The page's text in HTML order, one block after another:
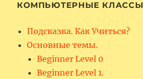
КОМПЬЮТЕРНЫЕ КЛАССЫ
Подсказка. Как Учиться?
Основные темы.
Beginner Level 0
Beginner Level 1.